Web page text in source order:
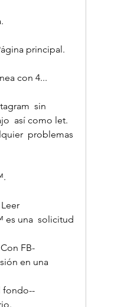
principal.
con 4...
sin
así como let.
es una  solicitud
en una
fondo--